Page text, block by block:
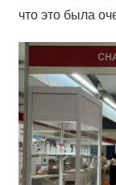
что это была